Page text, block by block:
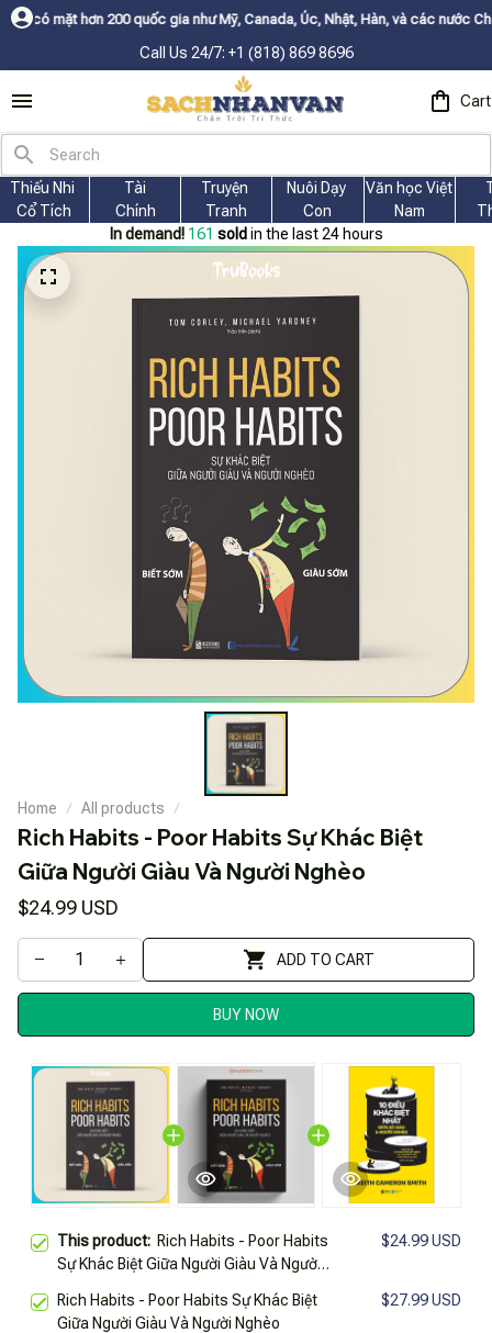
gia như Mỹ, Canada, Úc, Nhật, Hàn, và các nước Châu Âu✨ Buy More Get
Call Us 24/7: +1 (818) 869 8696
Cart
Thiếu Nhi
Cổ Tích
Tài
Chính
Truyện
Tranh
Nuôi Dạy
Con
Văn học Việt
Nam
In demand! 163 sold in the last 24 hours
Home All products
Rich Habits - Poor Habits Sự Khác Biệt
Giữa Người Giàu Và Người Nghèo
$24.99 USD
ADD TO CART
BUY NOW
This product: Rich Habits - Poor Habits
Sự Khác Biệt Giữa Người Giàu Và Người
$24.99 USD
Rich Habits - Poor Habits Sự Khác Biệt
Giữa Người Giàu Và Người Nghèo
$27.99 USD